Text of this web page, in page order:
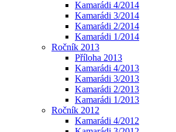
Kamarádi 4/2014
Kamarádi 3/2014
Kamarádi 2/2014
Kamarádi 1/2014
Ročník 2013
Příloha 2013
Kamarádi 4/2013
Kamarádi 3/2013
Kamarádi 2/2013
Kamarádi 1/2013
Ročník 2012
Kamarádi 4/2012